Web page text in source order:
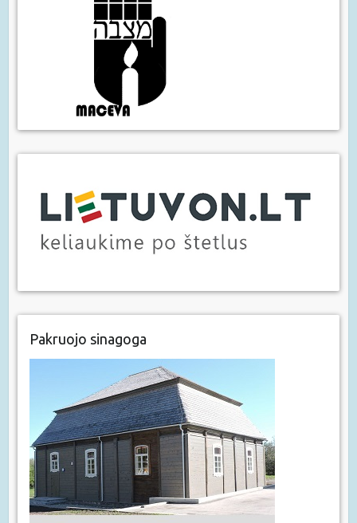
Pakruojo sinagoga